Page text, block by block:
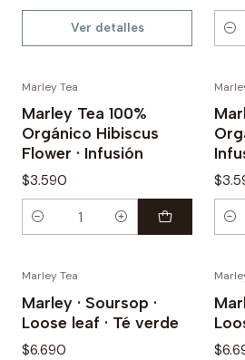
Ver detalles
Marley Tea
Marley Tea 100%
Orgánico Hibiscus
Flower · Infusión
$3.590
Cantidad
Marley Tea
Marley · Soursop ·
Loose leaf · Té verde
$6.690